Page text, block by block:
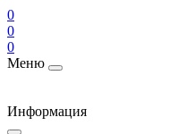
0
0
0
Меню
Информация